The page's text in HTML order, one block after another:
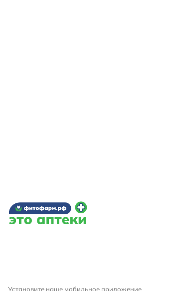
Установите наше мобильное приложение